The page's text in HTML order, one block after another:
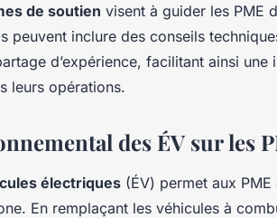
de soutien visent à guider les PME
peuvent inclure des conseils
d’expérience, facilitant ainsi une
leurs opérations.
des ÉV sur les
électriques (ÉV) permet aux
En remplaçant les véhicules à